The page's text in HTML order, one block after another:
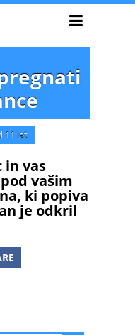
11 let
in vas
pod vašim
ki popiva
je odkril